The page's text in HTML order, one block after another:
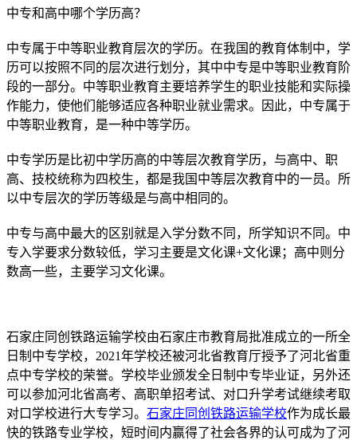
中专和高中哪个学历高？
中专属于中等职业教育层次的学历。在我国的教育体制中，学
历可以按照不同的层次进行划分，其中中专是中等职业教育阶
段的一部分。中等职业教育主要培养学生的职业技能和实际操
作能力，使他们能够适应各种职业就业需求。因此，中专属于
中等职业教育，是一种中等学历。
中专学历是比初中学历高的中等层次教育学历，与高中、职
高、技校统称为四校生，都是我国中等层次教育中的一员。所
以中专层次的学历等级是与高中相同的。
中专与高中最大的区别就是入学分数不同，所学知识不同。中
专入学要求分数较低，学习主要是文化课+文化课；高中则分
数高一些，主要学习文化课。
石家庄同创铁路运输学校由石家庄市教育局批准成立的一所全
日制中专学校，2021年学校还被河北省教育厅授予了河北省重
点中专学校的荣誉。学校毕业颁发全日制中专毕业证，另外还
可以参加河北省高考、高职单招考试、对口升学考试继续考取
对口学校进行大专学习。 石家庄同创铁路运输学校作为成长最
快的铁路专业学校，短时间内赢得了社会各界的认可成为了河